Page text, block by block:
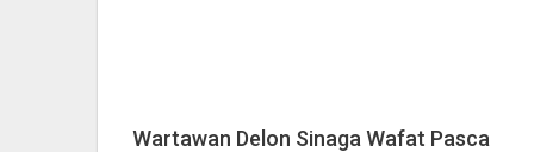
Wartawan Delon Sinaga Wafat Pasca